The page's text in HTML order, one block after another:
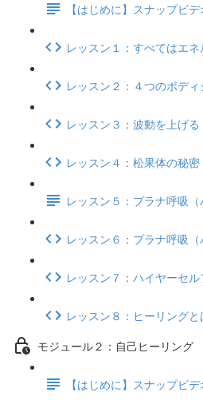
【はじめに】スナップビデ
レッスン１：すべてはエネ
レッスン２：４つのボディ
レッスン３：波動を上げる
レッスン４：松果体の秘密
レッスン５：プラナ呼吸（
レッスン６：プラナ呼吸（
レッスン７：ハイヤーセル
レッスン８：ヒーリングと
モジュール２：自己ヒーリング
【はじめに】スナップビデ